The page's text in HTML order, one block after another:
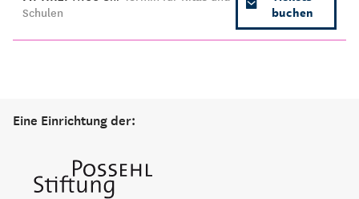
Schulen
buchen
Eine Einrichtung der: